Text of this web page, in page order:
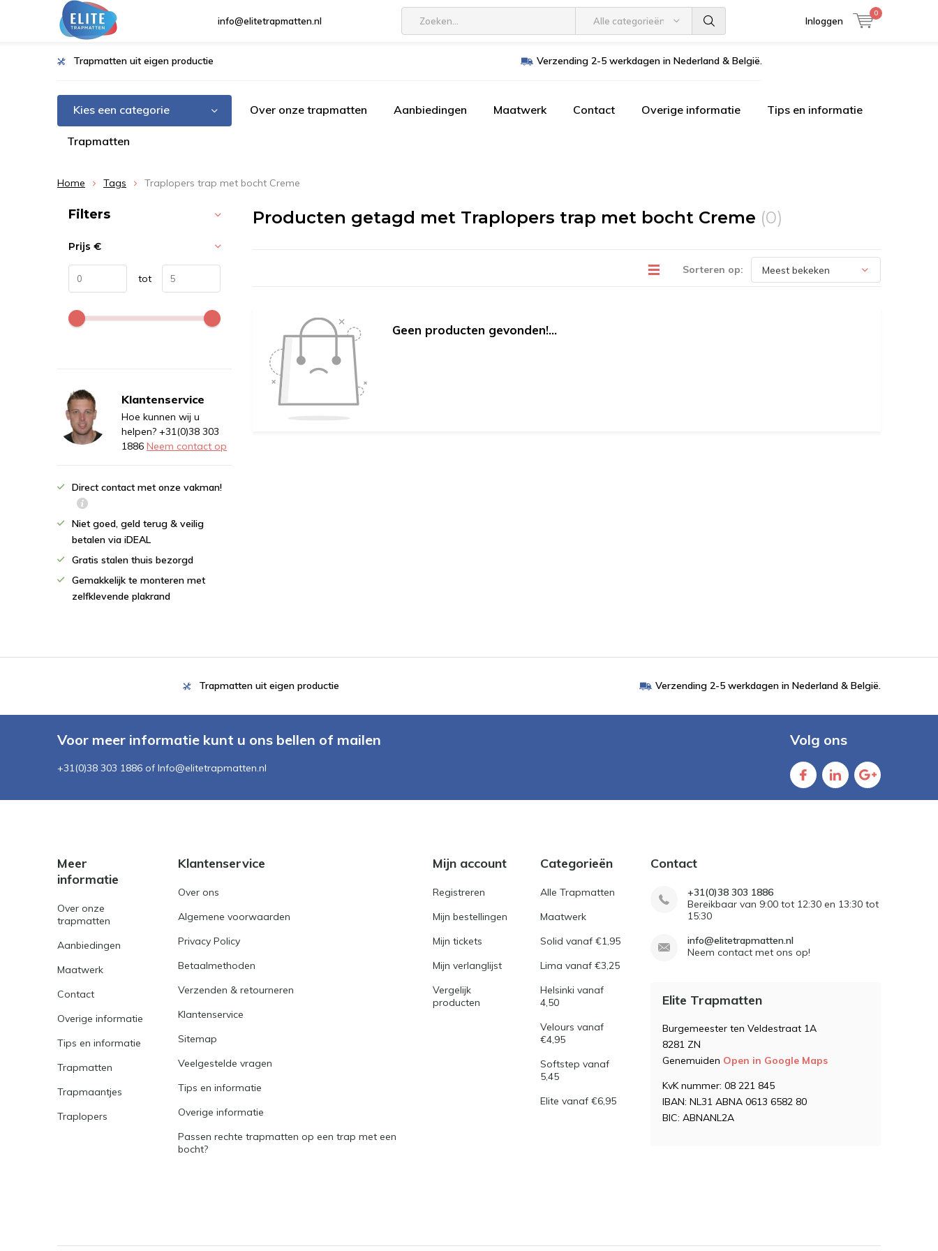
info@elitetrapmatten.nl Alle categorieën Inloggen
0
Trapmatten uit eigen productie Verzending 2-5 werkdagen in Nederland & België.
Kies een categorie Over onze trapmatten Aanbiedingen Maatwerk Contact Overige informatie Tips en informatie
Trapmatten
Home Tags Traplopers trap met bocht Creme
Producten getagd met Traplopers trap met bocht Creme (0)
Sorteren op:
Geen producten gevonden!...
Sorteren op:
Filters
Prijs €
tot
Klantenservice
Hoe kunnen wij u
helpen? +31(0)38 303
1886 Neem contact op
Direct contact met onze vakman!
Niet goed, geld terug & veilig
betalen via iDEAL
Gratis stalen thuis bezorgd
Gemakkelijk te monteren met
zelfklevende plakrand
Trapmatten uit eigen productie Verzending 2-5 werkdagen in Nederland & België.
Voor meer informatie kunt u ons bellen of mailen
+31(0)38 303 1886 of Info@elitetrapmatten.nl
Volg ons
Meer
informatie
Over onze
trapmatten
Aanbiedingen
Maatwerk
Contact
Overige informatie
Tips en informatie
Trapmatten
Trapmaantjes
Traplopers
Klantenservice
Over ons
Algemene voorwaarden
Privacy Policy
Betaalmethoden
Verzenden & retourneren
Klantenservice
Sitemap
Veelgestelde vragen
Tips en informatie
Overige informatie
Passen rechte trapmatten op een trap met een
bocht?
Mijn account
Registreren
Mijn bestellingen
Mijn tickets
Mijn verlanglijst
Vergelijk
producten
Categorieën
Alle Trapmatten
Maatwerk
Solid vanaf €1,95
Lima vanaf €3,25
Helsinki vanaf
4,50
Velours vanaf
€4,95
Softstep vanaf
5,45
Elite vanaf €6,95
Contact
+31(0)38 303 1886
Bereikbaar van 9:00 tot 12:30 en 13:30 tot
15:30
info@elitetrapmatten.nl
Neem contact met ons op!
Elite Trapmatten
Burgemeester ten Veldestraat 1A
8281 ZN
Genemuiden Open in Google Maps
KvK nummer: 08 221 845
IBAN: NL31 ABNA 0613 6582 80
BIC: ABNANL2A